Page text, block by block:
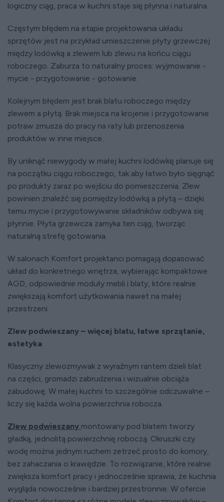
logiczny ciąg, praca w kuchni staje się płynna i naturalna.
Częstym błędem na etapie projektowania układu
sprzętów jest na przykład umieszczenie płyty grzewczej
między lodówką a zlewem lub zlewu na końcu ciągu
roboczego. Zaburza to naturalny proces: wyjmowanie -
mycie - przygotowanie - gotowanie.
Kolejnym błędem jest brak blatu roboczego między
zlewem a płytą. Brak miejsca na krojenie i przygotowanie
potraw zmusza do pracy na raty lub przenoszenia
produktów w inne miejsce.
By uniknąć niewygody w małej kuchni lodówkę planuje się
na początku ciągu roboczego, tak aby łatwo było sięgnąć
po produkty zaraz po wejściu do pomieszczenia. Zlew
powinien znaleźć się pomiędzy lodówką a płytą – dzięki
temu mycie i przygotowywanie składników odbywa się
płynnie. Płyta grzewcza zamyka ten ciąg, tworząc
naturalną strefę gotowania.
W salonach Komfort projektanci pomagają dopasować
układ do konkretnego wnętrza, wybierając kompaktowe
AGD, odpowiednie moduły mebli i blaty, które realnie
zwiększają komfort użytkowania nawet na małej
przestrzeni.
Zlew podwieszany – więcej blatu, łatwe sprzątanie,
estetyka
Klasyczny zlewozmywak z wyraźnym rantem dzieli blat
na części, gromadzi zabrudzenia i wizualnie obciąża
zabudowę. W małej kuchni to szczególnie odczuwalne –
liczy się każda wolna powierzchnia robocza.
Zlew podwieszany montowany pod blatem tworzy
gładką, jednolitą powierzchnię roboczą. Okruszki czy
wodę można jednym ruchem zetrzeć prosto do komory,
bez zahaczania o krawędzie. To rozwiązanie, które realnie
zwiększa komfort pracy i jednocześnie sprawia, że kuchnia
wygląda nowocześnie i bardziej przestronnie. W ofercie